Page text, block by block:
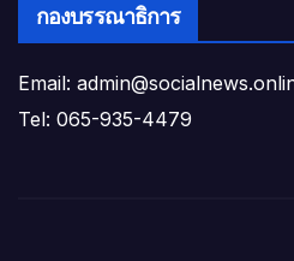
กองบรรณาธิการ
Email:
Tel: 065-935-4479